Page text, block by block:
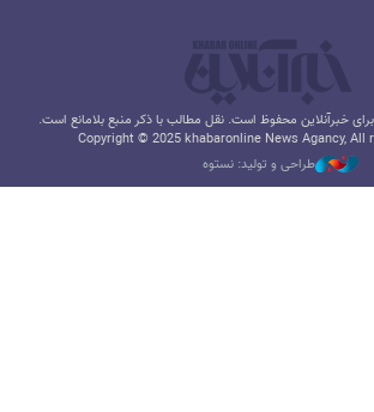
خبرآنلاین محفوظ است. نقل مطالب با ذکر منبع بلامانع است.
Copyright © 2025 khabaronline News Agancy, All
طراحی و تولید: نستوه